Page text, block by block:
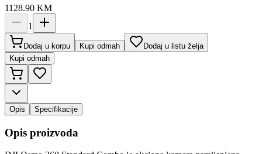
1128.90 KM
1
Dodaj u korpu Kupi odmah
Dodaj u listu želja
Kupi odmah
Opis Specifikacije
Opis proizvoda